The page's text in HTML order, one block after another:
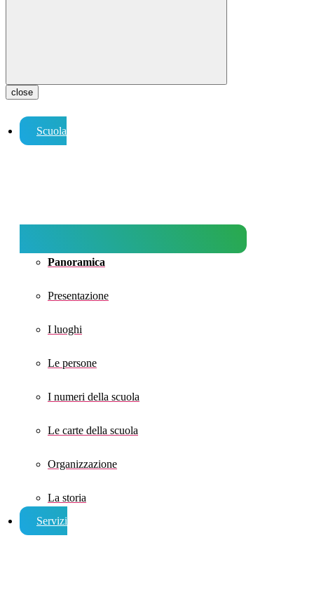
close
Scuola
Panoramica
Presentazione
I luoghi
Le persone
I numeri della scuola
Le carte della scuola
Organizzazione
La storia
Servizi